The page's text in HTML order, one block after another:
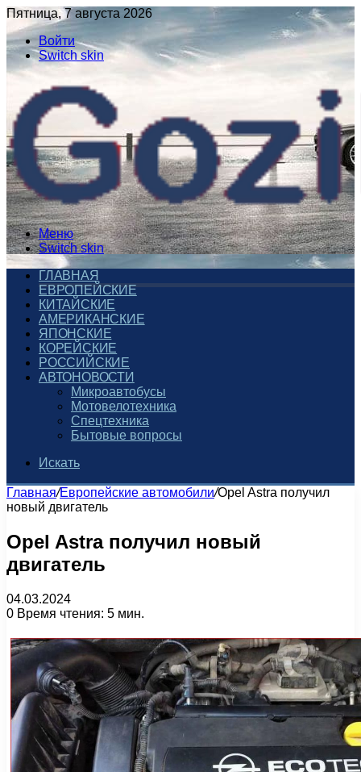
Пятница, 7 августа 2026
Войти
Switch skin
Меню
Switch skin
ГЛАВНАЯ
ЕВРОПЕЙСКИЕ
КИТАЙСКИЕ
АМЕРИКАНСКИЕ
ЯПОНСКИЕ
КОРЕЙСКИЕ
РОССИЙСКИЕ
АВТОНОВОСТИ
Микроавтобусы
Мотовелотехника
Спецтехника
Бытовые вопросы
Искать
Главная/Европейские автомобили/Opel Astra получил
новый двигатель
Opel Astra получил новый
двигатель
04.03.2024
0 Время чтения: 5 мин.